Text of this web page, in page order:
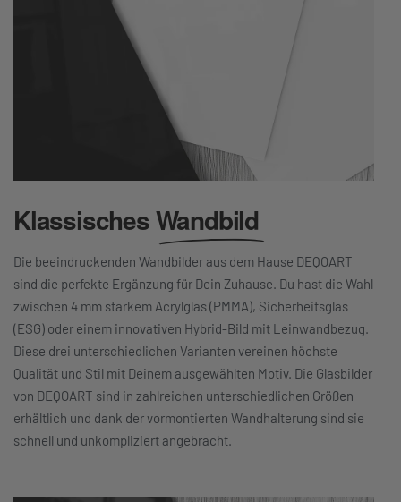
KlassischesWandbild
Die beeindruckenden Wandbilder aus dem Hause DEQOART
sind die perfekte Ergänzung für Dein Zuhause. Du hast die Wahl
zwischen 4 mm starkem Acrylglas (PMMA), Sicherheitsglas
(ESG) oder einem innovativen Hybrid-Bild mit Leinwandbezug.
Diese drei unterschiedlichen Varianten vereinen höchste
Qualität und Stil mit Deinem ausgewählten Motiv. Die Glasbilder
von DEQOART sind in zahlreichen unterschiedlichen Größen
erhältlich und dank der vormontierten Wandhalterung sind sie
schnell und unkompliziert angebracht.